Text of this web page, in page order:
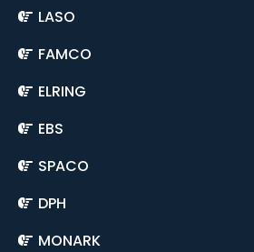
LASO
FAMCO
ELRING
EBS
SPACO
DPH
MONARK